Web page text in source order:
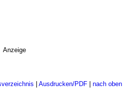
Anzeige
| Ausdrucken/PDF| nach oben